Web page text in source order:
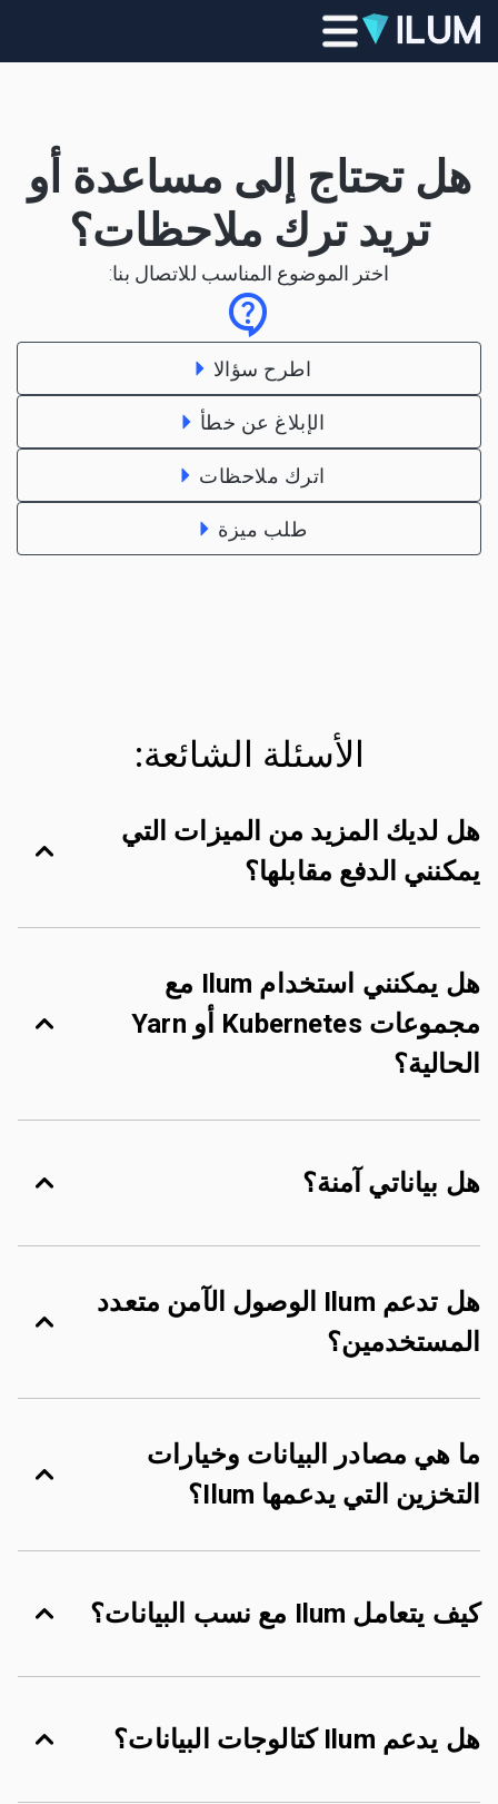
هل تحتاج إلى مساعدة أو
تريد ترك ملاحظات؟
اختر الموضوع المناسب للاتصال بنا:
اطرح سؤالا
الإبلاغ عن خطأ
اترك ملاحظات
طلب ميزة
الأسئلة الشائعة:
هل لديك المزيد من الميزات التي
يمكنني الدفع مقابلها؟
هل يمكنني استخدام Ilum مع
مجموعات Kubernetes أو Yarn
الحالية؟
هل بياناتي آمنة؟
هل تدعم Ilum الوصول الآمن متعدد
المستخدمين؟
ما هي مصادر البيانات وخيارات
التخزين التي يدعمها Ilum؟
كيف يتعامل Ilum مع نسب البيانات؟
هل يدعم Ilum كتالوجات البيانات؟